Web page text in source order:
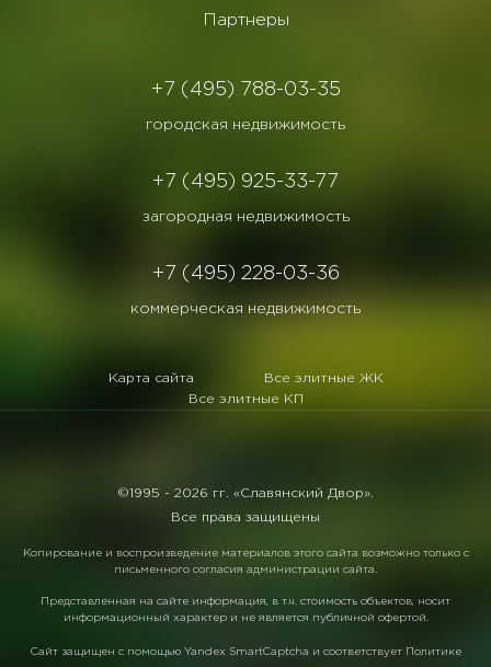
Партнеры
+7 (495) 788-03-35
городская недвижимость
+7 (495) 925-33-77
загородная недвижимость
+7 (495) 228-03-36
коммерческая недвижимость
Карта сайта
Все элитные ЖК
Все элитные КП
©1995 - 2026 гг. «Славянский Двор».
Все права защищены
Копирование и воспроизведение материалов этого сайта возможно только с
письменного согласия администрации сайта.
Представленная на сайте информация, в т.ч. стоимость объектов, носит
информационный характер и не является публичной офертой.
Сайт защищен с помощью Yandex SmartCaptcha и соответствует Политике